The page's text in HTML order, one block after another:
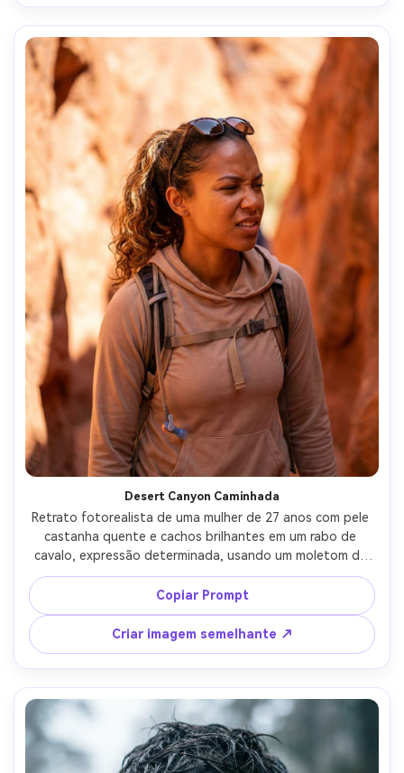
da pele real à vida, foco nítido, alta resolução-AR 4:5
Desert Canyon Caminhada
Retrato fotorealista de uma mulher de 27 anos com pele
castanha quente e cachos brilhantes em um rabo de
cavalo, expressão determinada, usando um moletom de
sol cor de areia, óculos de sol empurrados na cabeça e um
pacote de hidratação, caminhada através de um canyon
de rocha vermelha com paredes iluminadas pelo sol, sol
duro suavizado pela luz refletida do canyon, Sony A1,
85mm f/1.8, profundidade de campo rasa, molduras de
três quartos do corpo, classificação cinematográfica
quente, pele e sombras realistas, alta resolução-AR 4:5
Copiar Prompt
Criar imagem semelhante ↗